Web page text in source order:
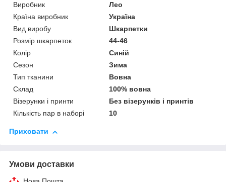
Виробник
Лео
Країна виробник
Україна
Вид виробу
Шкарпетки
Розмір шкарпеток
44-46
Колір
Синій
Сезон
Зима
Тип тканини
Вовна
Склад
100% вовна
Візерунки і принти
Без візерунків і принтів
Кількість пар в наборі
10
Приховати
Умови доставки